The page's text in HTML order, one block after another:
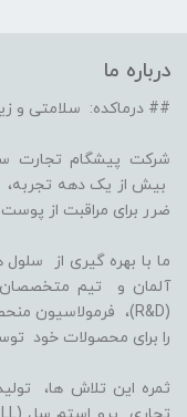
درباره ما
## درماکده: سلامتی و
شرکت پیشگام تجارت
بیش از یک دهه تجربه،
ضرر برای مراقبت از
آلمان و تیم متخصصان
را برای محصولات خود
ثمره این تلاش ها،